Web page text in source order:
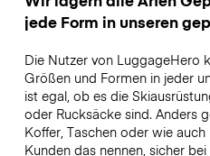
jede Form in unseren
Die Nutzer von LuggageHero
Größen und Formen in jeder
ist egal, ob es die
oder Rucksäcke sind. Anders
Koffer, Taschen oder wie
Kunden das nennen, sicher